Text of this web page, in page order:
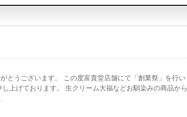
とうございます。 この度富貴堂店舗にて「創業祭」を行い
上げております。 生クリーム大福などお馴染みの商品から